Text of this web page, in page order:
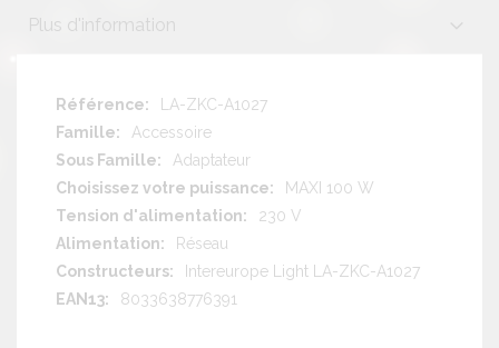
Plus d'information
Plus
d'information
LA-ZKC-A1027
Accessoire
Adaptateur
MAXI 100 W
230 V
Réseau
Intereurope Light LA-ZKC-A1027
8033638776391